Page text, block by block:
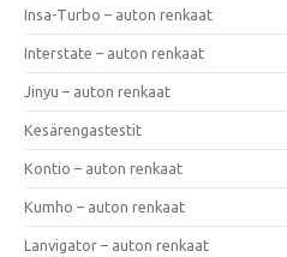
Insa-Turbo – auton renkaat
Interstate – auton renkaat
Jinyu – auton renkaat
Kesärengastestit
Kontio – auton renkaat
Kumho – auton renkaat
Lanvigator – auton renkaat